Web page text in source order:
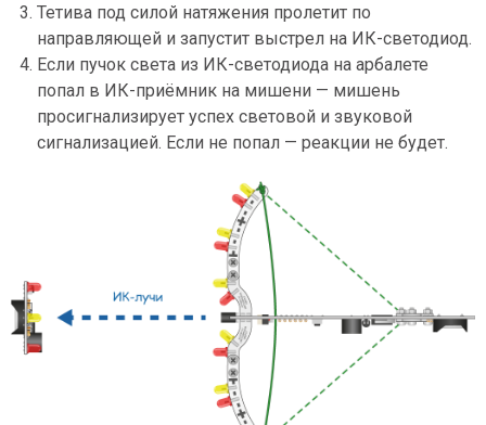
Тетива под силой натяжения пролетит по
направляющей и запустит выстрел на ИК-светодиод.
Если пучок света из ИК-светодиода на арбалете
попал в ИК-приёмник на мишени — мишень
просигнализирует успех световой и звуковой
сигнализацией. Если не попал — реакции не будет.